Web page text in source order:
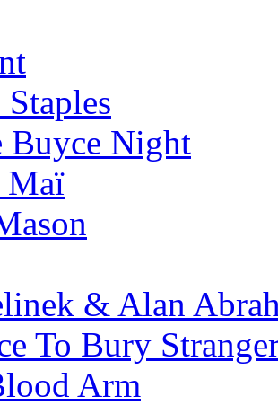
Buyce Night
Maï
& Alan
To Bury
Arm